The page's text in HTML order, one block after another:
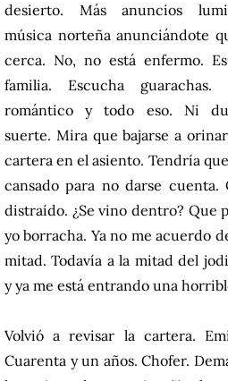
desierto. Más anuncios
música norteña anunciándote
cerca. No, no está enfermo.
familia. Escucha
romántico y todo eso. Ni
suerte. Mira que bajarse a
cartera en el asiento. Tendría
cansado para no darse cuenta.
distraído. ¿Se vino dentro? Que
yo borracha. Ya no me acuerdo
mitad. Todavía a la mitad del
y ya me está entrando una
Volvió a revisar la cartera.
Cuarenta y un años. Chofer.